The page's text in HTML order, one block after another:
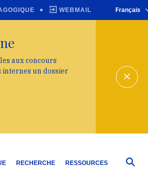
RECHERCHE RESSOURCES
WEBMAIL Français
aux concours
un dossier